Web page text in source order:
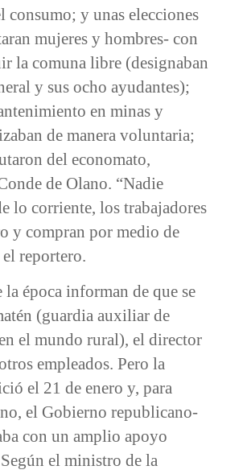
consumo; y unas elecciones
mujeres y hombres- con
la comuna libre (designaban
y sus ocho ayudantes);
en minas y
de manera voluntaria;
del economato,
de Olano. “Nadie
lo corriente, los trabajadores
y compran por medio de
reportero.
época informan de que se
(guardia auxiliar de
el mundo rural), el director
empleados. Pero la
el 21 de enero y, para
el Gobierno republicano-
con un amplio apoyo
el ministro de la